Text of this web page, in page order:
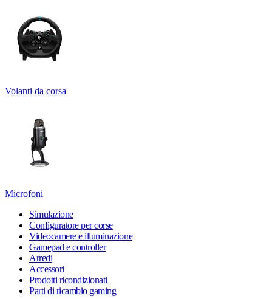
Volanti da corsa
Microfoni
Simulazione
Configuratore per corse
Videocamere e illuminazione
Gamepad e controller
Arredi
Accessori
Prodotti ricondizionati
Parti di ricambio gaming